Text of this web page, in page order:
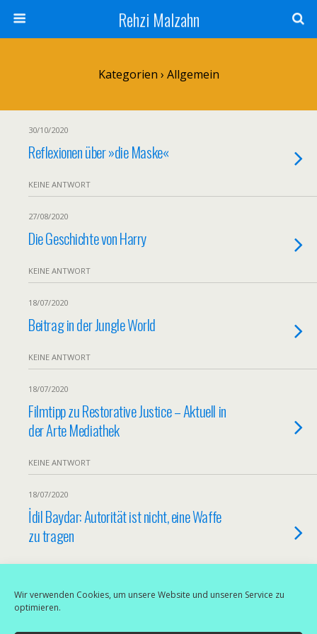
Wir verwenden Cookies, um unsere Website und unseren Service zu
optimieren.
Rehzi Malzahn
Kategorien › Allgemein
30/10/2020
Reflexionen über »die Maske«
KEINE ANTWORT
27/08/2020
Die Geschichte von Harry
KEINE ANTWORT
18/07/2020
Beitrag in der Jungle World
KEINE ANTWORT
18/07/2020
Filmtipp zu Restorative Justice – Aktuell in
der Arte Mediathek
KEINE ANTWORT
18/07/2020
İdil Baydar: Autorität ist nicht, eine Waffe
zu tragen
Weitere Artikel Aus Dieser Kategorie Laden…